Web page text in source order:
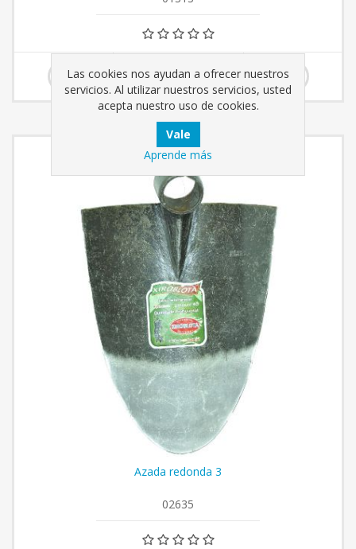
Azada redonda 3
02635
Las cookies nos ayudan a ofrecer nuestros
servicios. Al utilizar nuestros servicios, usted
acepta nuestro uso de cookies.
Aprende más